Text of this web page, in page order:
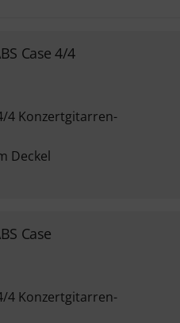
Case 4/4
4 Konzertgitarren-
Deckel
Case
4 Konzertgitarren-